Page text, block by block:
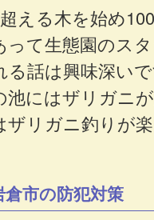
える木を始め
って生態園のス
話は興味深いで
池にはザリガニ
ザリガニ釣りが
倉市の防犯対策